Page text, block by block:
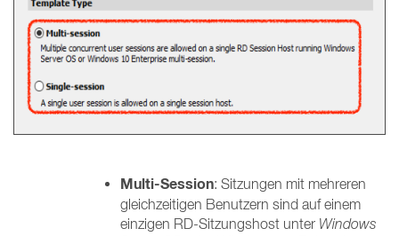
Multi-Session: Sitzungen mit mehreren
gleichzeitigen Benutzern sind auf einem
einzigen RD-Sitzungshost unter Windows